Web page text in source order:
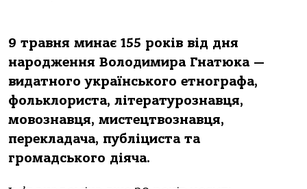
9 травня минає 155 років від дня
народження Володимира Гнатюка —
видатного українського етнографа,
фольклориста, літературознавця,
мовознавця, мистецтвознавця,
перекладача, публіциста та
громадського діяча.